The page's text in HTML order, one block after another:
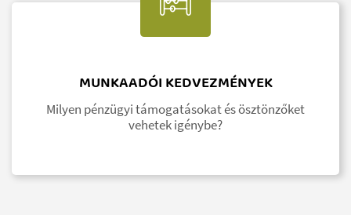
MUNKAADÓI KEDVEZMÉNYEK
Milyen pénzügyi támogatásokat és ösztönzőket
vehetek igénybe?